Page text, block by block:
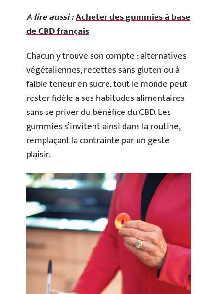
A lire aussi :Acheter des gummies à base
de CBD français
Chacun y trouve son compte : alternatives
végétaliennes, recettes sans gluten ou à
faible teneur en sucre, tout le monde peut
rester fidèle à ses habitudes alimentaires
sans se priver du bénéfice du CBD. Les
gummies s’invitent ainsi dans la routine,
remplaçant la contrainte par un geste
plaisir.